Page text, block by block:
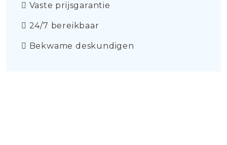
Vaste prijsgarantie
24/7 bereikbaar
Bekwame deskundigen